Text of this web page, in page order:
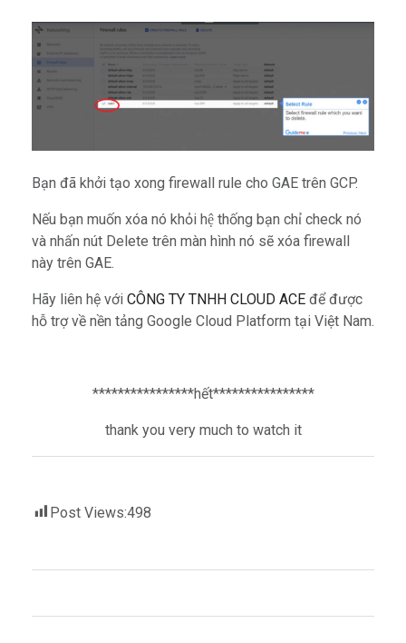
Bạn đã khởi tạo xong firewall rule cho GAE trên GCP.
Nếu bạn muốn xóa nó khỏi hệ thống bạn chỉ check nó
và nhấn nút Delete trên màn hình nó sẽ xóa firewall
này trên GAE.
Hãy liên hệ với CÔNG TY TNHH CLOUD ACE để được
hỗ trợ về nền tảng Google Cloud Platform tại Việt Nam.
****************hết****************
thank you very much to watch it
Post Views:498